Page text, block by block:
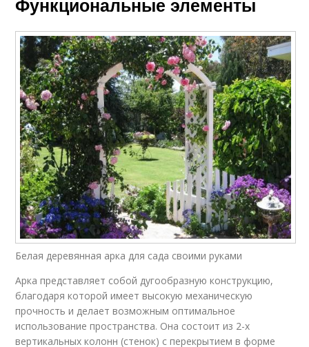
Белая деревянная арка для сада своими руками
Арка представляет собой дугообразную конструкцию,
благодаря которой имеет высокую механическую
прочность и делает возможным оптимальное
использование пространства. Она состоит из 2-х
вертикальных колонн (стенок) с перекрытием в форме